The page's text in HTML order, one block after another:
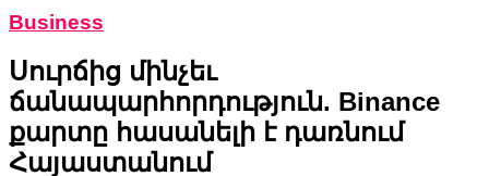
Business
Սուրճից մինչեւ
ճանապարհորդություն. Binance
քարտը հասանելի է դառնում
Հայաստանում